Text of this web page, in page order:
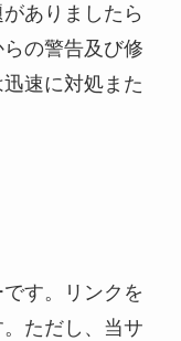
ありましたら
の警告及び修
速に対処また
す。リンクを
ただし、当サ